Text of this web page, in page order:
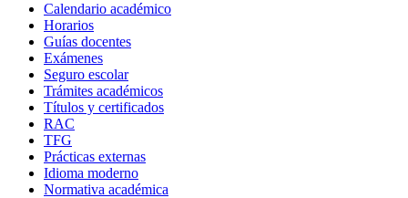
Calendario académico
Horarios
Guías docentes
Exámenes
Seguro escolar
Trámites académicos
Títulos y certificados
RAC
TFG
Prácticas externas
Idioma moderno
Normativa académica